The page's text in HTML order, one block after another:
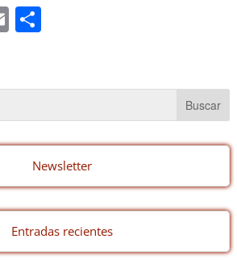
E
m
C
p
ar
tir
Newsletter
Entradas recientes